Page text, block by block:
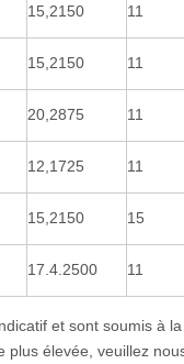
15,2150 11
15,2150 11
20,2875 11
12,1725 11
15,2150 15
17.4.2500 11
et sont soumis à
plus élevée, veuillez